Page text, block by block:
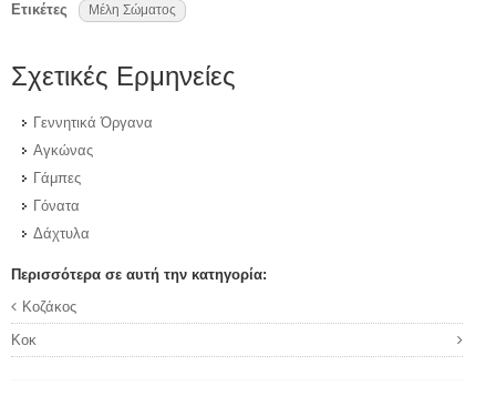
Ετικέτες Μέλη Σώματος
Σχετικές Ερμηνείες
Γεννητικά Όργανα
Αγκώνας
Γάμπες
Γόνατα
Δάχτυλα
Περισσότερα σε αυτή την κατηγορία:
Κοζάκος
Κοκ